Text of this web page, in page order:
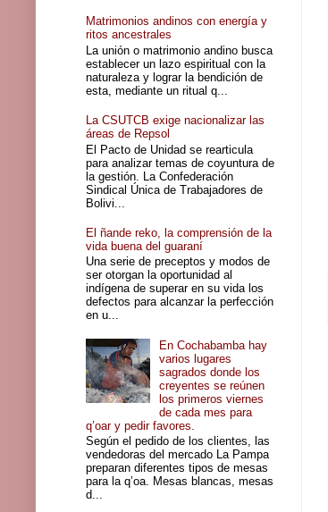
Matrimonios andinos con energía y
ritos ancestrales
La unión o matrimonio andino busca
establecer un lazo espiritual con la
naturaleza y lograr la bendición de
esta, mediante un ritual q...
La CSUTCB exige nacionalizar las
áreas de Repsol
El Pacto de Unidad se rearticula
para analizar temas de coyuntura de
la gestión. La Confederación
Sindical Única de Trabajadores de
Bolivi...
El ñande reko, la comprensión de la
vida buena del guaraní
Una serie de preceptos y modos de
ser otorgan la oportunidad al
indígena de superar en su vida los
defectos para alcanzar la perfección
en u...
En Cochabamba hay
varios lugares
sagrados donde los
creyentes se reúnen
los primeros viernes
de cada mes para
q’oar y pedir favores.
Según el pedido de los clientes, las
vendedoras del mercado La Pampa
preparan diferentes tipos de mesas
para la q’oa. Mesas blancas, mesas
d...